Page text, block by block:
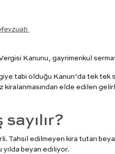
Kanunu, gayrimenkul
tabi olduğu Kanun’da tek tek
elde edilen
Tahsil edilmeyen kira tutarı
beyan ediliyor.